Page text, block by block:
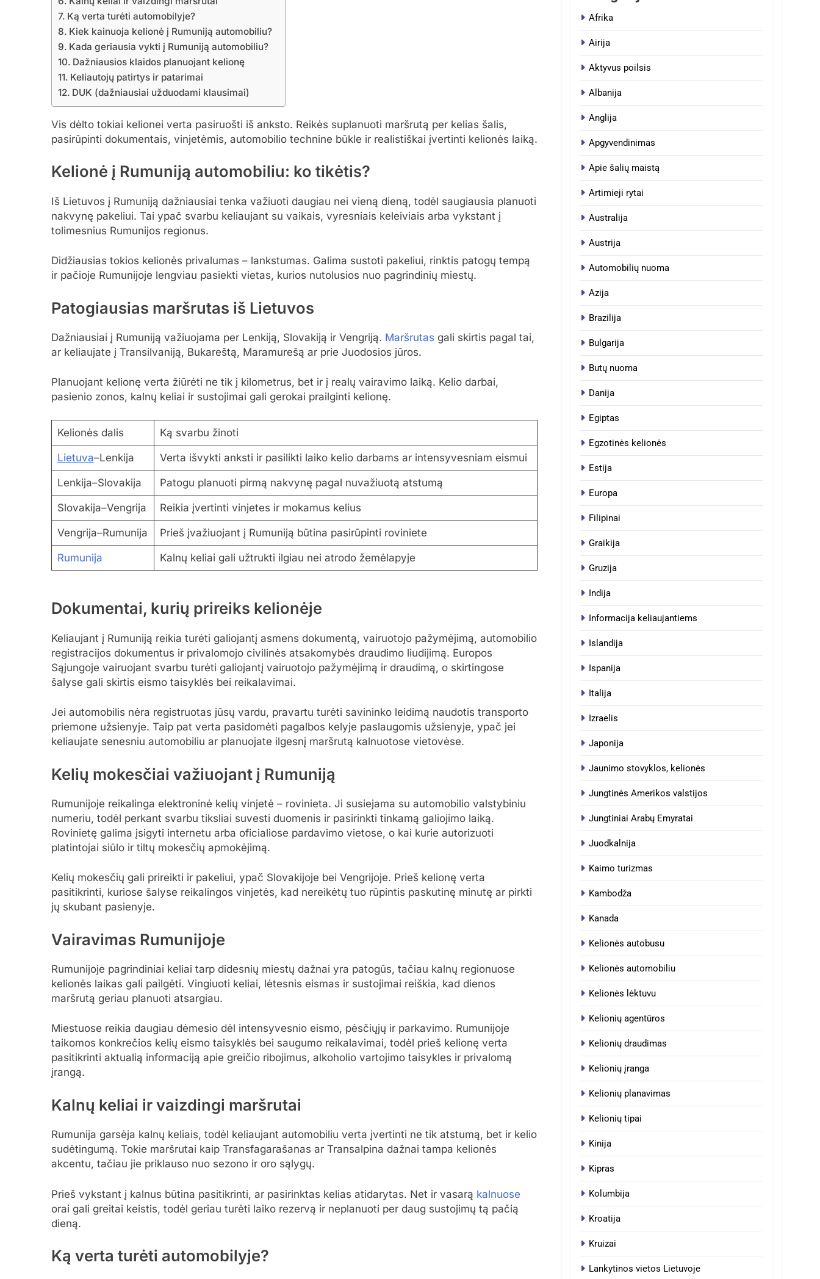
Ką verta turėti automobilyje?
Kiek kainuoja kelionė į Rumuniją automobiliu?
Kada geriausia vykti į Rumuniją automobiliu?
Dažniausios klaidos planuojant kelionę
Keliautojų patirtys ir patarimai
DUK (dažniausiai užduodami klausimai)
Vis dėlto tokiai kelionei verta pasiruošti iš anksto. Reikės suplanuoti maršrutą per kelias šalis,
pasirūpinti dokumentais, vinjetėmis, automobilio technine būkle ir realistiškai įvertinti kelionės laiką.
Kelionė į Rumuniją automobiliu: ko tikėtis?
Iš Lietuvos į Rumuniją dažniausiai tenka važiuoti daugiau nei vieną dieną, todėl saugiausia planuoti
nakvynę pakeliui. Tai ypač svarbu keliaujant su vaikais, vyresniais keleiviais arba vykstant į
tolimesnius Rumunijos regionus.
Didžiausias tokios kelionės privalumas – lankstumas. Galima sustoti pakeliui, rinktis patogų tempą
ir pačioje Rumunijoje lengviau pasiekti vietas, kurios nutolusios nuo pagrindinių miestų.
Patogiausias maršrutas iš Lietuvos
Dažniausiai į Rumuniją važiuojama per Lenkiją, Slovakiją ir Vengriją. Maršrutas gali skirtis pagal tai,
ar keliaujate į Transilvaniją, Bukareštą, Maramurešą ar prie Juodosios jūros.
Planuojant kelionę verta žiūrėti ne tik į kilometrus, bet ir į realų vairavimo laiką. Kelio darbai,
pasienio zonos, kalnų keliai ir sustojimai gali gerokai prailginti kelionę.
Kelionės dalis Ką svarbu žinoti
Lietuva–Lenkija Verta išvykti anksti ir pasilikti laiko kelio darbams ar intensyvesniam eismui
Lenkija–Slovakija Patogu planuoti pirmą nakvynę pagal nuvažiuotą atstumą
Slovakija–Vengrija Reikia įvertinti vinjetes ir mokamus kelius
Vengrija–Rumunija Prieš įvažiuojant į Rumuniją būtina pasirūpinti roviniete
Rumunija Kalnų keliai gali užtrukti ilgiau nei atrodo žemėlapyje
Dokumentai, kurių prireiks kelionėje
Keliaujant į Rumuniją reikia turėti galiojantį asmens dokumentą, vairuotojo pažymėjimą, automobilio
registracijos dokumentus ir privalomojo civilinės atsakomybės draudimo liudijimą. Europos
Sąjungoje vairuojant svarbu turėti galiojantį vairuotojo pažymėjimą ir draudimą, o skirtingose
šalyse gali skirtis eismo taisyklės bei reikalavimai.
Jei automobilis nėra registruotas jūsų vardu, pravartu turėti savininko leidimą naudotis transporto
priemone užsienyje. Taip pat verta pasidomėti pagalbos kelyje paslaugomis užsienyje, ypač jei
keliaujate senesniu automobiliu ar planuojate ilgesnį maršrutą kalnuotose vietovėse.
Kelių mokesčiai važiuojant į Rumuniją
Rumunijoje reikalinga elektroninė kelių vinjetė – rovinieta. Ji susiejama su automobilio valstybiniu
numeriu, todėl perkant svarbu tiksliai suvesti duomenis ir pasirinkti tinkamą galiojimo laiką.
Rovinietę galima įsigyti internetu arba oficialiose pardavimo vietose, o kai kurie autorizuoti
platintojai siūlo ir tiltų mokesčių apmokėjimą.
Kelių mokesčių gali prireikti ir pakeliui, ypač Slovakijoje bei Vengrijoje. Prieš kelionę verta
pasitikrinti, kuriose šalyse reikalingos vinjetės, kad nereikėtų tuo rūpintis paskutinę minutę ar pirkti
jų skubant pasienyje.
Vairavimas Rumunijoje
Rumunijoje pagrindiniai keliai tarp didesnių miestų dažnai yra patogūs, tačiau kalnų regionuose
kelionės laikas gali pailgėti. Vingiuoti keliai, lėtesnis eismas ir sustojimai reiškia, kad dienos
maršrutą geriau planuoti atsargiau.
Miestuose reikia daugiau dėmesio dėl intensyvesnio eismo, pėsčiųjų ir parkavimo. Rumunijoje
taikomos konkrečios kelių eismo taisyklės bei saugumo reikalavimai, todėl prieš kelionę verta
pasitikrinti aktualią informaciją apie greičio ribojimus, alkoholio vartojimo taisykles ir privalomą
įrangą.
Kalnų keliai ir vaizdingi maršrutai
Rumunija garsėja kalnų keliais, todėl keliaujant automobiliu verta įvertinti ne tik atstumą, bet ir kelio
sudėtingumą. Tokie maršrutai kaip Transfagarašanas ar Transalpina dažnai tampa kelionės
akcentu, tačiau jie priklauso nuo sezono ir oro sąlygų.
Prieš vykstant į kalnus būtina pasitikrinti, ar pasirinktas kelias atidarytas. Net ir vasarą kalnuose
orai gali greitai keistis, todėl geriau turėti laiko rezervą ir neplanuoti per daug sustojimų tą pačią
dieną.
Ką verta turėti automobilyje?
Afrika
Airija
Aktyvus poilsis
Albanija
Anglija
Apgyvendinimas
Apie šalių maistą
Artimieji rytai
Australija
Austrija
Automobilių nuoma
Azija
Brazilija
Bulgarija
Butų nuoma
Danija
Egiptas
Egzotinės kelionės
Estija
Europa
Filipinai
Graikija
Gruzija
Indija
Informacija keliaujantiems
Islandija
Ispanija
Italija
Izraelis
Japonija
Jaunimo stovyklos, kelionės
Jungtinės Amerikos valstijos
Jungtiniai Arabų Emyratai
Juodkalnija
Kaimo turizmas
Kambodža
Kanada
Kelionės autobusu
Kelionės automobiliu
Kelionės lėktuvu
Kelionių agentūros
Kelionių draudimas
Kelionių įranga
Kelionių planavimas
Kelionių tipai
Kinija
Kipras
Kolumbija
Kroatija
Kruizai
Lankytinos vietos Lietuvoje